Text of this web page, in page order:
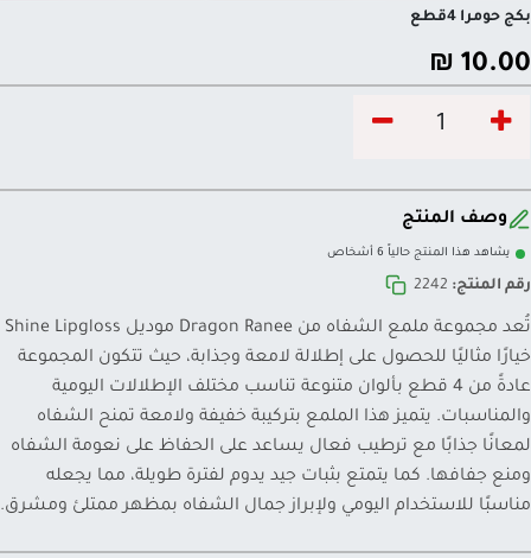
بكج حومرا 4قطع
10.00
₪
وصف المنتج
يشاهد هذا المنتج حالياً 6 أشخاص
رقم المنتج: 2242
تُعد مجموعة ملمع الشفاه من Dragon Ranee موديل Shine Lipgloss
خيارًا مثاليًا للحصول على إطلالة لامعة وجذابة، حيث تتكون المجموعة
عادةً من 4 قطع بألوان متنوعة تناسب مختلف الإطلالات اليومية
والمناسبات. يتميز هذا الملمع بتركيبة خفيفة ولامعة تمنح الشفاه
لمعانًا جذابًا مع ترطيب فعال يساعد على الحفاظ على نعومة الشفاه
ومنع جفافها. كما يتمتع بثبات جيد يدوم لفترة طويلة، مما يجعله
مناسبًا للاستخدام اليومي ولإبراز جمال الشفاه بمظهر ممتلئ ومشرق.